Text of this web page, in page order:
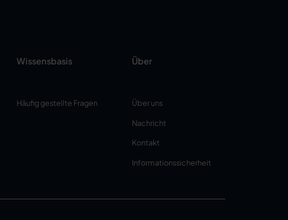
Wissensbasis
Häufig gestellte Fragen
Über
Über uns
Nachricht
Kontakt
Informationssicherheit